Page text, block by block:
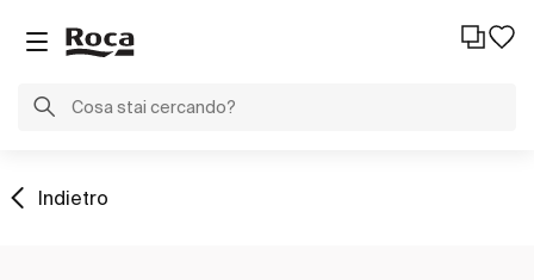
Indietro